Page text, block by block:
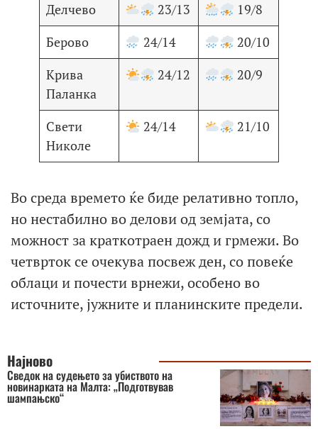
Делчево
23/13
19/8
Берово
24/14
20/10
Крива
Паланка
24/12 20/9
Свети
Николе
24/14 21/10
Во среда времето ќе биде релативно топло,
но нестабилно во делови од земјата, со
можност за краткотраен дожд и грмежи. Во
четврток се очекува посвеж ден, со повеќе
облаци и почести врнежи, особено во
источните, јужните и планинските предели.
Најново
Сведок на судењето за убиството на
новинарката на Малта: „Подготвував
шампањско“